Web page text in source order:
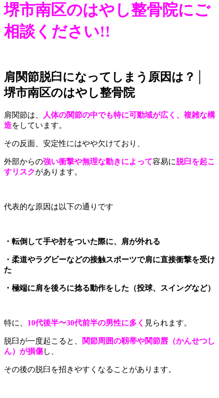
堺市南区のはやし整骨院にご
相談ください!!
肩関節脱臼になってしまう原因は？│
堺市南区のはやし整骨院
肩関節は、 人体の関節の中でも特に可動域が広く 、 複雑な構
造をしています。
その反面、安定性にはやや欠けており、
外部からの強い衝撃や無理な動きによって容易に脱臼を起こ
すリスクがあります。
代表的な原因は以下の通りです
・転倒して手や肘をついた際に、肩が外れる
・柔道やラグビーなどの接触スポーツで肩に直接衝撃を受け
た
・極端に肩を後ろに捻る動作をした（投球、スイングなど）
特に、 10代後半〜30代前半の男性に多く 見られます。
脱臼が一度起こると、
関節周囲の靱帯や関節唇（かんせつし
ん）が損傷し、
その後の脱臼を招きやすくなることがあります。